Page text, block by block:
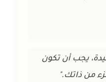
يجب أن تكون
من ذاتك."